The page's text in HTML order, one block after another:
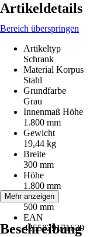
Artikeldetails
Bereich überspringen
Artikeltyp
Schrank
Material Korpus
Stahl
Grundfarbe
Grau
Innenmaß Höhe
1.800 mm
Gewicht
19,44 kg
Breite
300 mm
Höhe
1.800 mm
Tiefe
500 mm
EAN
4255829171639
Mehr anzeigen
Beschreibung